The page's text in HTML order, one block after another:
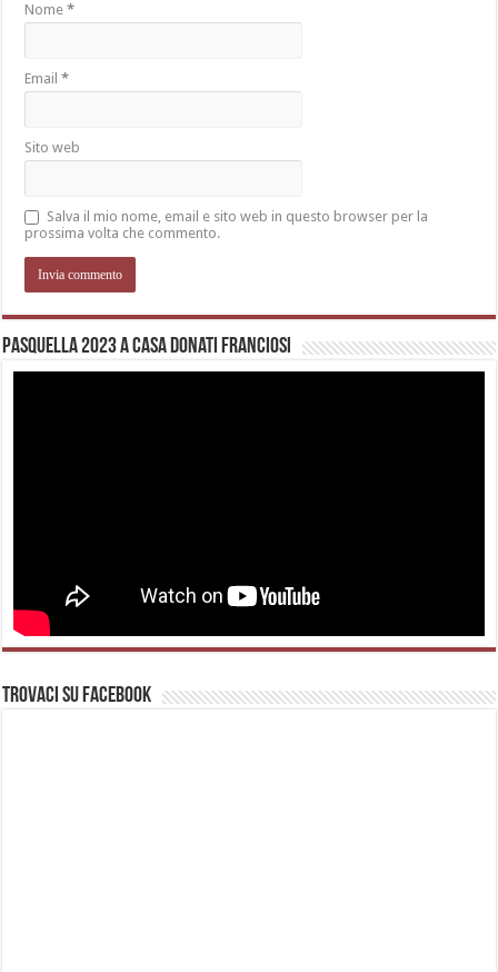
Nome*
Email*
Sito web
Salva il mio nome, email e sito web in questo browser per la
prossima volta che commento.
Pasquella 2023 a casa Donati Franciosi
Trovaci su Facebook